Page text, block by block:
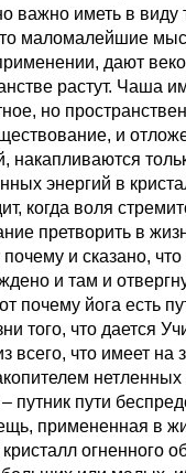
важно иметь в виду
маломалейшие
дают
растут. Чаша
но
и
накапливаются
энергий в
когда воля
претворить в
и сказано,
и там и
почему йога есть
того, что дается
всего, что имеет на
путник пути
примененная в
огненного